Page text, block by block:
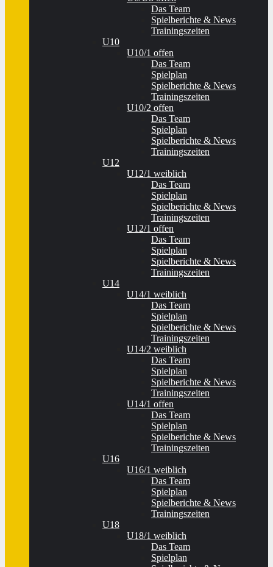
Das Team
Spielberichte & News
Trainingszeiten
U10
U10/1 offen
Das Team
Spielplan
Spielberichte & News
Trainingszeiten
U10/2 offen
Das Team
Spielplan
Spielberichte & News
Trainingszeiten
U12
U12/1 weiblich
Das Team
Spielplan
Spielberichte & News
Trainingszeiten
U12/1 offen
Das Team
Spielplan
Spielberichte & News
Trainingszeiten
U14
U14/1 weiblich
Das Team
Spielplan
Spielberichte & News
Trainingszeiten
U14/2 weiblich
Das Team
Spielplan
Spielberichte & News
Trainingszeiten
U14/1 offen
Das Team
Spielplan
Spielberichte & News
Trainingszeiten
U16
U16/1 weiblich
Das Team
Spielplan
Spielberichte & News
Trainingszeiten
U18
U18/1 weiblich
Das Team
Spielplan